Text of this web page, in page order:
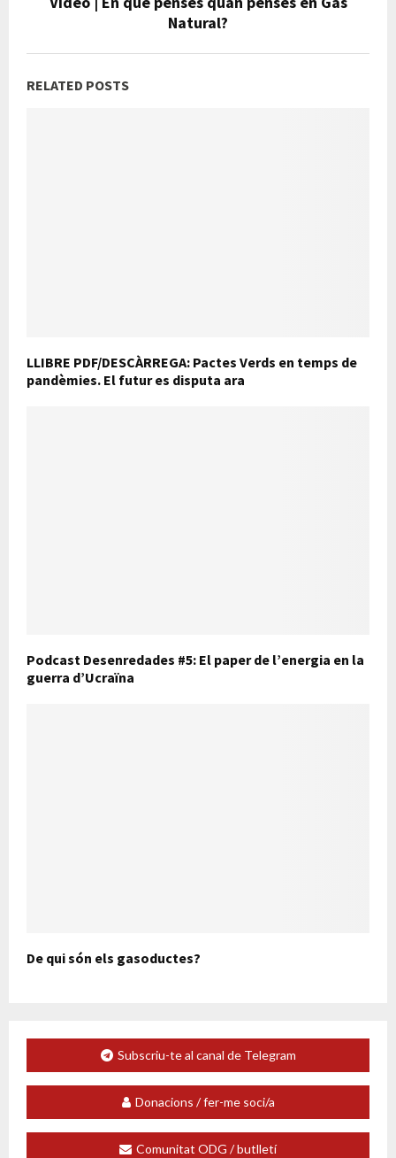
Natural?
RELATED POSTS
LLIBRE PDF/DESCÀRREGA: Pactes Verds en temps de
pandèmies. El futur es disputa ara
Podcast Desenredades #5: El paper de l’energia en la
guerra d’Ucraïna
De qui són els gasoductes?
Subscriu-te al canal de Telegram
Donacions / fer-me soci/a
Comunitat ODG / butlletí